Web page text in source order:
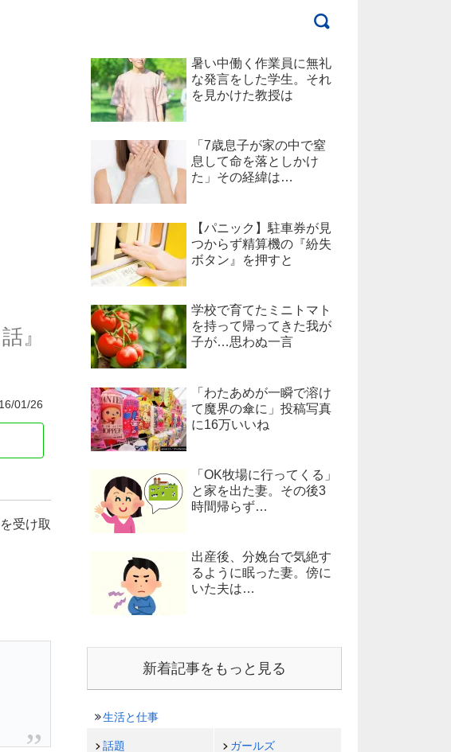
』
01/26
受け取
暑い中働く作業員に無礼
な発言をした学生。それ
を見かけた教授は
「7歳息子が家の中で窒
息して命を落としかけ
た」その経緯は…
【パニック】駐車券が見
つからず精算機の『紛失
ボタン』を押すと
学校で育てたミニトマト
を持って帰ってきた我が
子が…思わぬ一言
「わたあめが一瞬で溶け
て魔界の傘に」投稿写真
に16万いいね
「OK牧場に行ってくる」
と家を出た妻。その後3
時間帰らず…
出産後、分娩台で気絶す
るように眠った妻。傍に
いた夫は…
新着記事をもっと見る
生活と仕事
話題 ガールズ